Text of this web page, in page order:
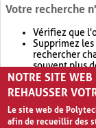
Votre recherche
Vérifiez que
Supprimez
rechercher
souvent plus
Envisagez
retournera
NOTRE SITE
REHAUSSER
Le site web de
afin de recueillir des